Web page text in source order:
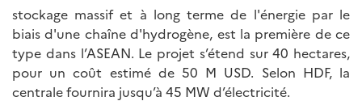
stockage massif et à long terme de l'énergie par le
biais d'une chaîne d'hydrogène, est la première de ce
type dans l’ASEAN. Le projet s’étend sur 40 hectares,
pour un coût estimé de 50 M USD. Selon HDF, la
centrale fournira jusqu’à 45 MW d’électricité.